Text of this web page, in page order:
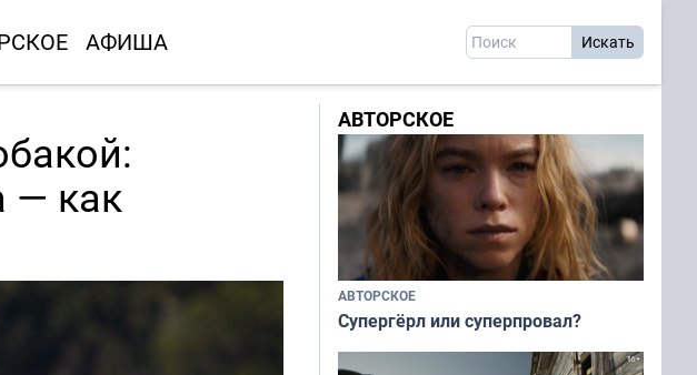
АФИША
— как
АВТОРСКОЕ
АВТОРСКОЕ
Супергёрл или суперпровал?